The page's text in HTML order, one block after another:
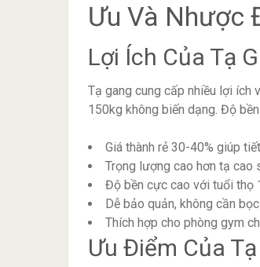
Ưu Và Nhược
Lợi Ích Của Tạ
Tạ gang cung cấp nhiều lợi ích
150kg không biến dạng. Độ
Giá thành rẻ 30-40% giúp
Trọng lượng cao hơn tạ cao
Độ bền cực cao với tuổi thọ
Dễ bảo quản, không cần
Thích hợp cho phòng gym
Ưu Điểm Của